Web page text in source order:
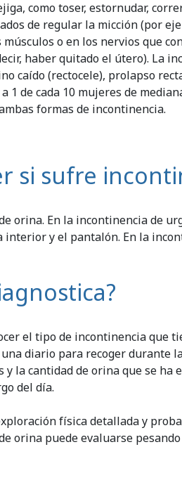
como toser, estornudar,
de regular la micción (por
músculos o en los nervios que
haber quitado el útero). La
caído (rectocele), prolapso
1 de cada 10 mujeres de
formas de incontinencia.
si sufre
orina. En la incontinencia de
interior y el pantalón. En la
el tipo de incontinencia que
diario para recoger durante
la cantidad de orina que se ha
del día.
física detallada y
orina puede evaluarse